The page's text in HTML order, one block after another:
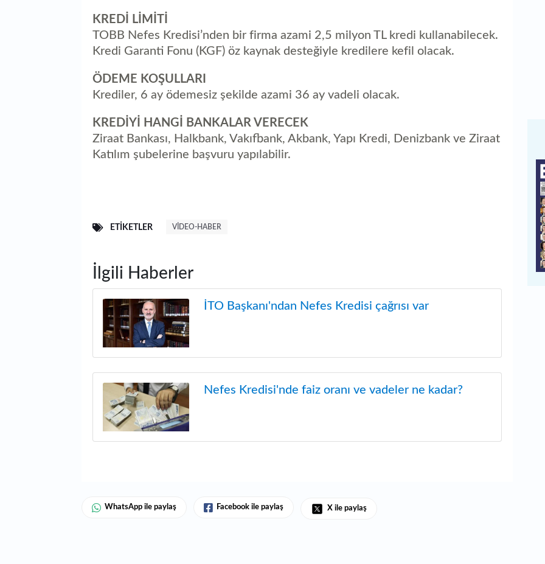
KREDİ LİMİTİ
TOBB Nefes Kredisi’nden bir firma azami 2,5 milyon TL kredi kullanabilecek.
Kredi Garanti Fonu (KGF) öz kaynak desteğiyle kredilere kefil olacak.
ÖDEME KOŞULLARI
Krediler, 6 ay ödemesiz şekilde azami 36 ay vadeli olacak.
KREDİYİ HANGİ BANKALAR VERECEK
Ziraat Bankası, Halkbank, Vakıfbank, Akbank, Yapı Kredi, Denizbank ve Ziraat
Katılım şubelerine başvuru yapılabilir.
ETIKETLER VIDEO-HABER
İlgili Haberler
İTO Başkanı'ndan Nefes Kredisi çağrısı var
Nefes Kredisi'nde faiz oranı ve vadeler ne kadar?
WhatsApp ile paylaş Facebook ile paylaş X ile paylaş